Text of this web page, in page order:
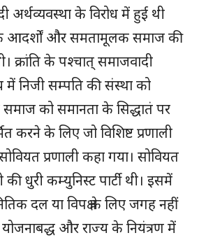
अर्थव्यवस्था के विरोध में हुई थी
आदर्शों और समतामूलक समाज की
क्रांति के पश्चात् समाजवादी
में निजी सम्पति की संस्था को
को समानता के सिद्धातं पर
करने के लिए जो विशिष्ट प्रणाली
प्रणाली कहा गया। सोवियत
की धुरी कम्युनिस्ट पार्टी थी। इसमें
दल या विपक्ष के लिए जगह नहीं
योजनाबद्ध और राज्य के नियंत्रण में